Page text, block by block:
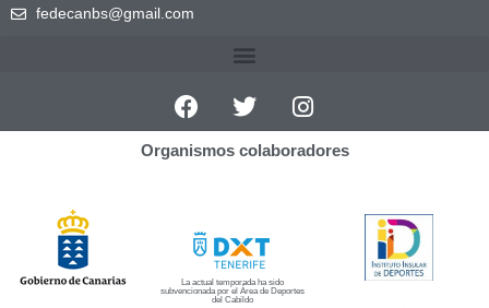
fedecanbs@gmail.com
Organismos colaboradores
La actual temporada ha sido
subvencionada por el Área de Deportes
del Cabildo